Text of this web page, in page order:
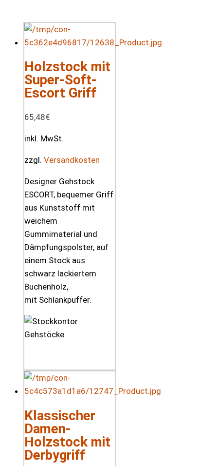
Holzstock mit
Super-Soft-
Escort Griff
65,48€
inkl. MwSt.
zzgl. Versandkosten
Designer Gehstock
ESCORT, bequemer Griff
aus Kunststoff mit
weichem
Gummimaterial und
Dämpfungspolster, auf
einem Stock aus
schwarz lackiertem
Buchenholz,
mit Schlankpuffer.
Klassischer
Damen-
Holzstock mit
Derbygriff